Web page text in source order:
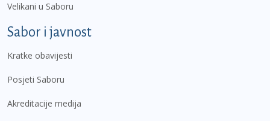
Velikani u Saboru
Sabor i javnost
Kratke obavijesti
Posjeti Saboru
Akreditacije medija